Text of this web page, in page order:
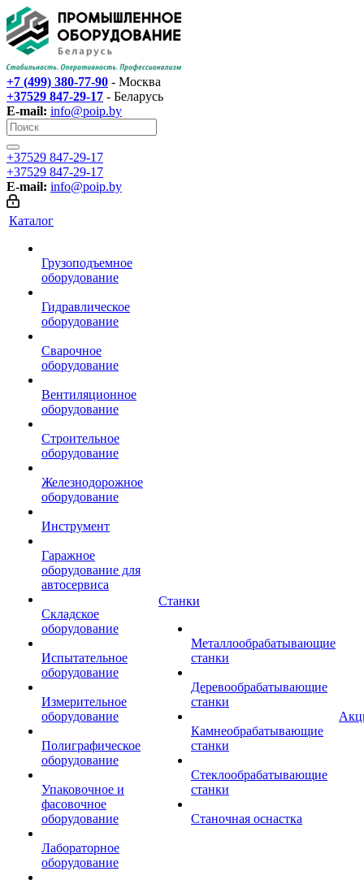
+7 (499) 380-77-90 - Москва
+37529 847-29-17‬ - Беларусь
E-mail: info@poip.by
+37529 847-29-17‬
+37529 847-29-17‬
E-mail: info@poip.by
Каталог
Грузоподъемное
оборудование
Гидравлическое
оборудование
Сварочное
оборудование
Вентиляционное
оборудование
Строительное
оборудование
Железнодорожное
оборудование
Инструмент
Гаражное
оборудование для
автосервиса
Складское
оборудование
Испытательное
оборудование
Измерительное
оборудование
Полиграфическое
оборудование
Упаковочное и
фасовочное
оборудование
Лабораторное
оборудование
Станки
Металлообрабатывающие
станки
Деревообрабатывающие
станки
Камнеобрабатывающие
станки
Стеклообрабатывающие
станки
Станочная оснастка